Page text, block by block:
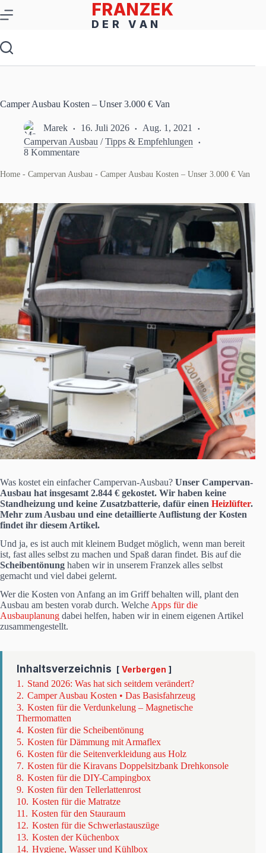
Inhalt
Camper Ausbau Kosten – Unser 3.000 € Van
Marek 16. Juli 2026
Aug. 1, 2021
Campervan Ausbau /Tipps & Empfehlungen
8 Kommentare
Home - Campervan Ausbau - Camper Ausbau Kosten – Unser 3.000 € Van
Was kostet ein einfacher Campervan-Ausbau? Unser Campervan-
Ausbau hat insgesamt 2.844 € gekostet. Wir haben keine
Standheizung und keine Zusatzbatterie, dafür einen Heizlüfter.
Mehr zum Ausbau und eine detaillierte Auflistung der Kosten
findet ihr diesem Artikel.
Und ja, es ist auch mit kleinem Budget möglich, wenn man bereit
ist, fast alles selbst zu machen und Spaß daran findet. Bis auf die
Scheibentönung haben wir in unserem Franzek alles selbst
gemacht und viel dabei gelernt.
Wer die Kosten von Anfang an im Griff behalten will, plant den
Ausbau am besten vorab durch. Welche Apps für die
Ausbauplanung dabei helfen, haben wir in einem eigenen Artikel
zusammengestellt.
Inhaltsverzeichnis Verbergen
1. Stand 2026: Was hat sich seitdem verändert?
2. Camper Ausbau Kosten • Das Basisfahrzeug
3. Kosten für die Verdunkelung – Magnetische
Thermomatten
4. Kosten für die Scheibentönung
5. Kosten für Dämmung mit Armaflex
6. Kosten für die Seitenverkleidung aus Holz
7. Kosten für die Kiravans Doppelsitzbank Drehkonsole
8. Kosten für die DIY-Campingbox
9. Kosten für den Tellerlattenrost
10. Kosten für die Matratze
11. Kosten für den Stauraum
12. Kosten für die Schwerlastauszüge
13. Kosten der Küchenbox
14. Hygiene, Wasser und Kühlbox